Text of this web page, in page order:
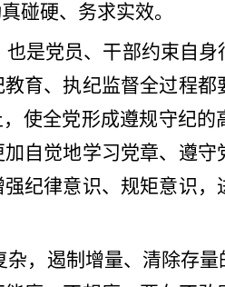
碰硬、务求实效。
也是党员、干部约束自
育、执纪监督全过程
使全党形成遵规守纪
自觉地学习党章、遵
纪律意识、规矩意识
，遏制增量、清除存